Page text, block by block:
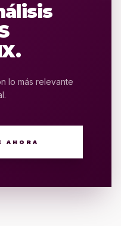
lo más relevante
AHORA